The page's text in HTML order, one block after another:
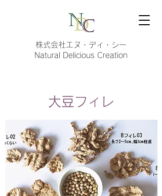
株式会社エヌ・ディ・シー
Natural Delicious Creation
大豆フィレ